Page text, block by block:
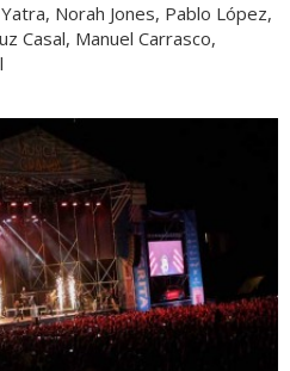
Norah Jones, Pablo López,
Casal, Manuel Carrasco,